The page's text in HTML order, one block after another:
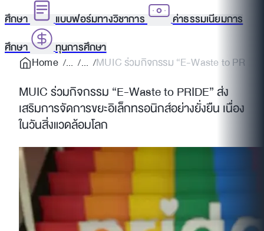
ศึกษา
แบบฟอร์มทางวิชาการ
ค่าธรรมเนียมการ
ศึกษา
ทุนการศึกษา
Home
MUIC ร่วมกิจกรรม “E-Waste to
MUIC ร่วมกิจกรรม “E-Waste to PRIDE” ส่ง
เสริมการจัดการขยะอิเล็กทรอนิกส์อย่างยั่งยืน เนื่อง
ในวันสิ่งแวดล้อมโลก